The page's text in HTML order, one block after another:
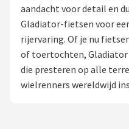
Elektrische fietsen
Mountainbikes
Shop
aandacht voor detail en
Gladiator-fietsen voor
rijervaring. Of je nu
of toertochten,
die presteren op alle
wielrenners wereldwijd